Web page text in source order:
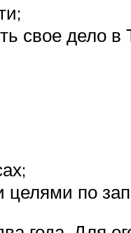
свое дело в
по